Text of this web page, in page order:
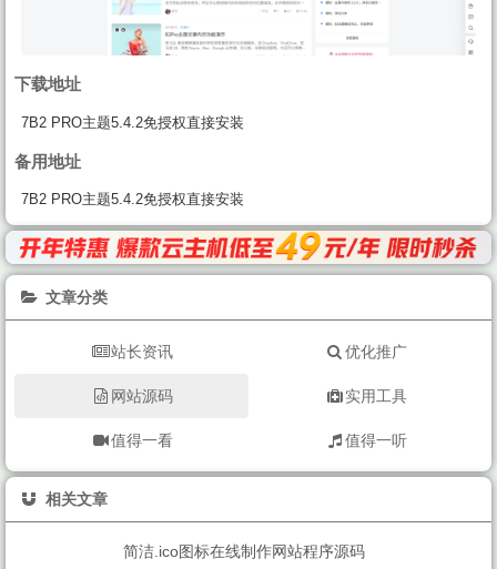
下载地址
7B2 PRO主题5.4.2免授权直接安装
备用地址
7B2 PRO主题5.4.2免授权直接安装
文章分类
站长资讯 优化推广
网站源码 实用工具
值得一看 值得一听
相关文章
简洁.ico图标在线制作网站程序源码